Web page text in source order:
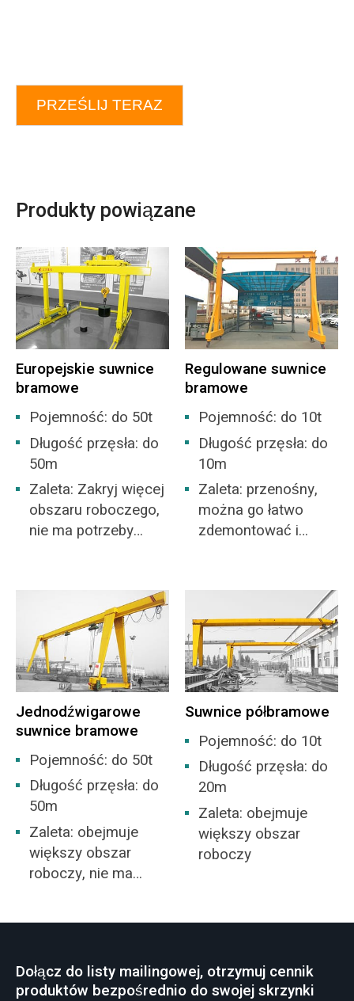
PRZEŚLIJ TERAZ
Produkty powiązane
Europejskie suwnice
bramowe
Pojemność: do 50t
Długość przęsła: do
50m
Zaleta: Zakryj więcej
obszaru roboczego,
nie ma potrzeby
Regulowane suwnice
bramowe
Pojemność: do 10t
Długość przęsła: do
10m
Zaleta: przenośny,
można go łatwo
zdemontować i
szyny podłogowej.
Jednodźwigarowe
suwnice bramowe
Pojemność: do 50t
Długość przęsła: do
50m
Zaleta: obejmuje
większy obszar
roboczy, nie ma
Suwnice półbramowe
Pojemność: do 10t
Długość przęsła: do
20m
Zaleta: obejmuje
większy obszar
roboczy
Dołącz do listy mailingowej, otrzymuj cennik
produktów bezpośrednio do swojej skrzynki